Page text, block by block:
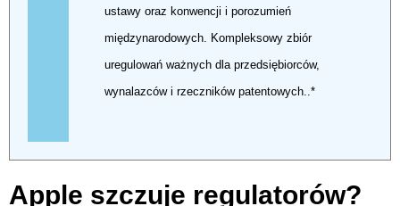
ustawy oraz konwencji i porozumień
międzynarodowych. Kompleksowy zbiór
uregulowań ważnych dla przedsiębiorców,
wynalazców i rzeczników patentowych..*
Apple szczuje regulatorów?